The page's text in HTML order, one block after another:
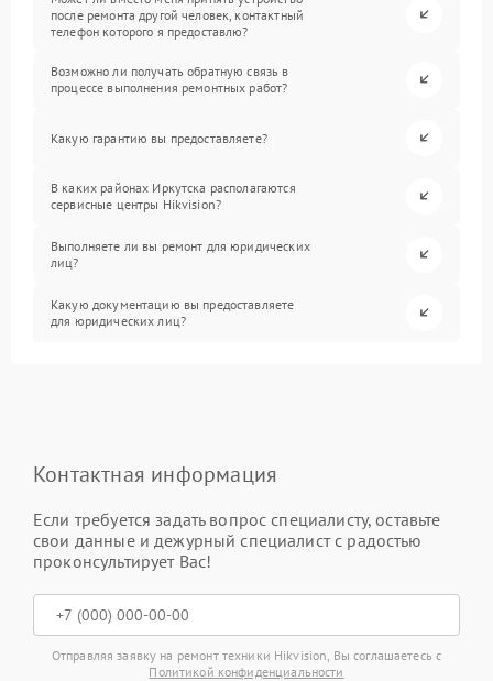
после ремонта другой человек, контактный
телефон которого я предоставлю?
Возможно ли получать обратную связь в
процессе выполнения ремонтных работ?
Какую гарантию вы предоставляете?
В каких районах Иркутска располагаются
сервисные центры Hikvision?
Выполняете ли вы ремонт для юридических
лиц?
Какую документацию вы предоставляете
для юридических лиц?
Контактная информация
Если требуется задать вопрос специалисту, оставьте
свои данные и дежурный специалист с радостью
проконсультирует Вас!
Отправляя заявку на ремонт техники Hikvision, Вы соглашаетесь с
Политикой конфиденциальности